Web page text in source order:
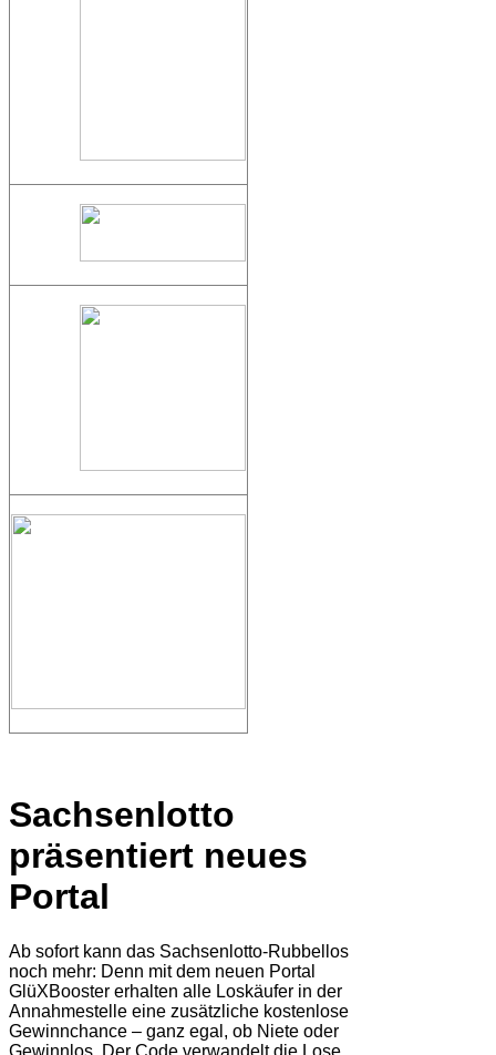
Sachsenlotto
präsentiert neues
Portal
Ab sofort kann das Sachsenlotto-Rubbellos
noch mehr: Denn mit dem neuen Portal
GlüXBooster erhalten alle Loskäufer in der
Annahmestelle eine zusätzliche kostenlose
Gewinnchance – ganz egal, ob Niete oder
Gewinnlos. Der Code verwandelt die Lose